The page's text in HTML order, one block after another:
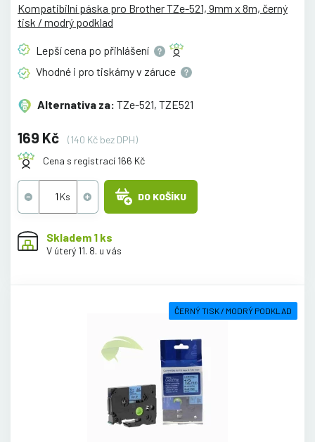
Kompatibilní páska pro Brother TZe-521, 9mm x 8m, černý
tisk / modrý podklad
Lepší cena po přihlášení
Vhodné i pro tiskárny v záruce
Alternativa za: TZe-521, TZE521
169 Kč
(140 Kč bez DPH)
Cena s registrací 166 Kč
DO KOŠÍKU
Skladem 1 ks
V úterý 11. 8. u vás
ČERNÝ TISK / MODRÝ PODKLAD